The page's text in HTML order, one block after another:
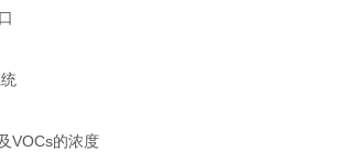
VOCs的浓度